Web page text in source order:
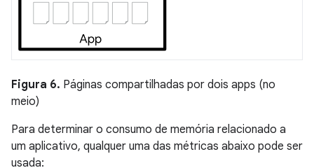
Figura 6. Páginas compartilhadas por dois apps (no
meio)
Para determinar o consumo de memória relacionado a
um aplicativo, qualquer uma das métricas abaixo pode ser
usada: